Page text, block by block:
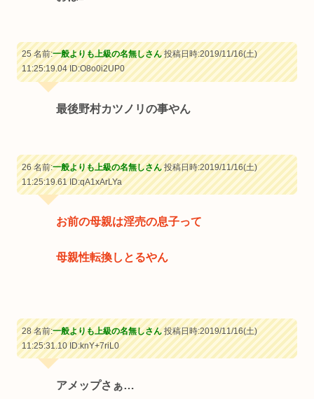
25 名前:一般よりも上級の名無しさん投稿日時:2019/11/16(土)
11:25:19.04ID:O8o0i2UP0
最後野村カツノリの事やん
26 名前:一般よりも上級の名無しさん投稿日時:2019/11/16(土)
11:25:19.61ID:qA1xArLYa
お前の母親は淫売の息子って
母親性転換しとるやん
28 名前:一般よりも上級の名無しさん投稿日時:2019/11/16(土)
11:25:31.10ID:knY+7riL0
アメップさぁ…